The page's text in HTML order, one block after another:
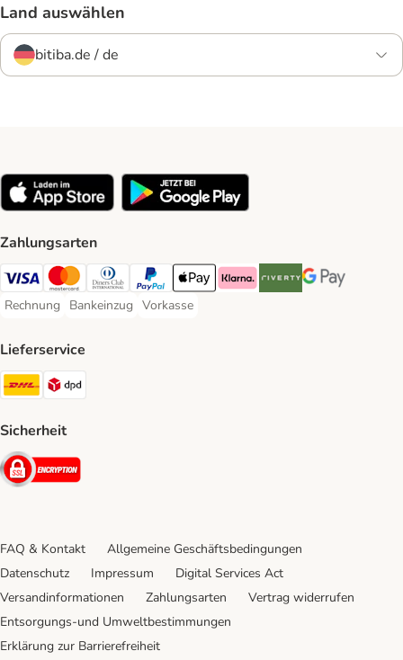
Land auswählen
bitiba.de / de
Zahlungsarten
Visa Payment Method
Mastercard Payment Method
Diners Club Payment Method
PayPal Payment Method
Apple Pay Payment Method
Klarna Payment Method
Riverty Payment Method
Google Pay
Rechnung
Rechnung Payment Method
Bankeinzug
Bankeinzug Payment Method
Vorkasse
Vorkasse Payment Method
Lieferservice
DHL Shipping Method
Sicherheit
Security
FAQ & Kontakt
Allgemeine Geschäftsbedingungen
Datenschutz
Impressum
Digital Services Act
Versandinformationen
Zahlungsarten
Vertrag widerrufen
Entsorgungs-und Umweltbestimmungen
Erklärung zur Barrierefreiheit